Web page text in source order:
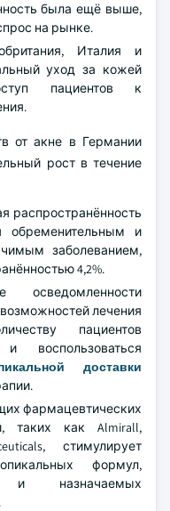
была ещё выше,
на рынке.
Италия и
уход за кожей
пациентов к
от акне в Германии
рост в течение
распространённость
обременительным и
заболеванием,
4,2%.
лечения
пациентов
воспользоваться
доставки
фармацевтических
таких как Almirall,
стимулирует
формул,
и назначаемых